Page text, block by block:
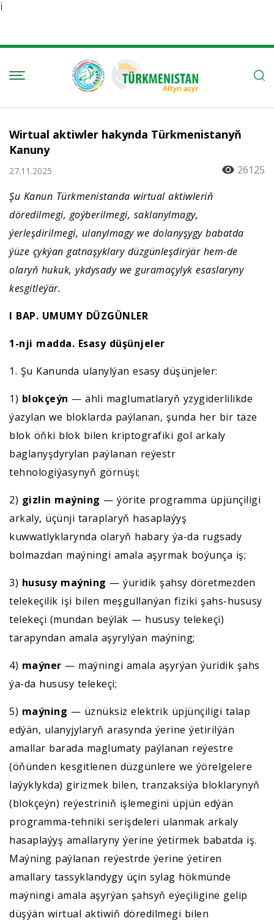
Ï
Wirtual aktiwler hakynda Türkmenistanyň
Kanuny
27.11.2025
26125
Şu Kanun Türkmenistanda wirtual aktiwleriň
döredilmegi, goýberilmegi, saklanylmagy,
ýerleşdirilmegi, ulanylmagy we dolanyşygy babatda
ýüze çykýan gatnaşyklary düzgünleşdirýär hem-de
olaryň hukuk, ykdysady we guramaçylyk esaslaryny
kesgitleýär.
I BAP. UMUMY DÜZGÜNLER
1-nji madda. Esasy düşünjeler
1. Şu Kanunda ulanylýan esasy düşünjeler:
1) blokçeýn — ähli maglumatlaryň yzygiderlilikde
ýazylan we bloklarda paýlanan, şunda her bir täze
blok öňki blok bilen kriptografiki gol arkaly
baglanyşdyrylan paýlanan reýestr
tehnologiýasynyň görnüşi;
2) gizlin maýning — ýörite programma üpjünçiligi
arkaly, üçünji taraplaryň hasaplaýyş
kuwwatlyklarynda olaryň habary ýa-da rugsady
bolmazdan maýningi amala aşyrmak boýunça iş;
3) hususy maýning — ýuridik şahsy döretmezden
telekeçilik işi bilen meşgullanýan fiziki şahs-hususy
telekeçi (mundan beýläk — hususy telekeçi)
tarapyndan amala aşyrylýan maýning;
4) maýner — maýningi amala aşyrýan ýuridik şahs
ýa-da hususy telekeçi;
5) maýning — üznüksiz elektrik üpjünçiligi talap
edýän, ulanyjylaryň arasynda ýerine ýetirilýän
amallar barada maglumaty paýlanan reýestre
(öňünden kesgitlenen düzgünlere we ýörelgelere
laýyklykda) girizmek bilen, tranzaksiýa bloklarynyň
(blokçeýn) reýestriniň işlemegini üpjün edýän
programma-tehniki serişdeleri ulanmak arkaly
hasaplaýyş amallaryny ýerine ýetirmek babatda iş.
Maýning paýlanan reýestrde ýerine ýetiren
amallary tassyklandygy üçin sylag hökmünde
maýningi amala aşyrýan şahsyň eýeçiligine gelip
düşýän wirtual aktiwiň döredilmegi bilen